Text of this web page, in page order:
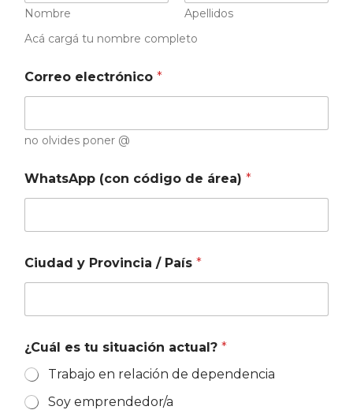
Nombre
Apellidos
Acá cargá tu nombre completo
Correo electrónico *
no olvides poner @
WhatsApp (con código de área) *
Ciudad y Provincia / País *
¿Cuál es tu situación actual? *
Trabajo en relación de dependencia
Soy emprendedor/a